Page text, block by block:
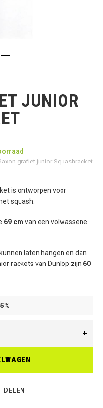
JUNIOR
grafiet junior Squashracket
is ontworpen voor
squash.
69 cm van een volwassene
laten hangen en dan
rackets van Dunlop zijn 60
5%
DELEN